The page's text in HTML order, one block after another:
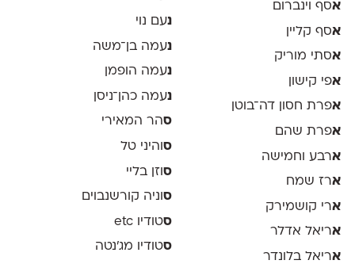
אסף וינברום
אסף קליין
אסתי מוריק
אפי קישון
אפרת חסון דה־בוטן
אפרת שהם
ארבע וחמישה
ארז שמח
ארי קושמירק
אריאל אדלר
אריאל בלונדר
נעם נוי
נעמה בן־משה
נעמה הופמן
נעמה כהן־ניסן
סהר המאירי
ס והיני טל
סוזן בליי
ס וניה קורשנבוים
סטודיו etc
סטודיו מג'נטה